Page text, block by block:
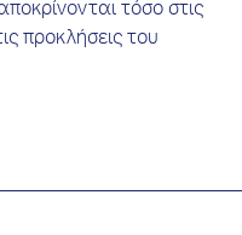
τόσο στις
προκλήσεις του